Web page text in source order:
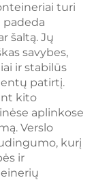
turi
padeda
šaltą. Jų
savybes,
ir stabilūs
patirtį.
kito
aplinkose
Verslo
kurį
ir